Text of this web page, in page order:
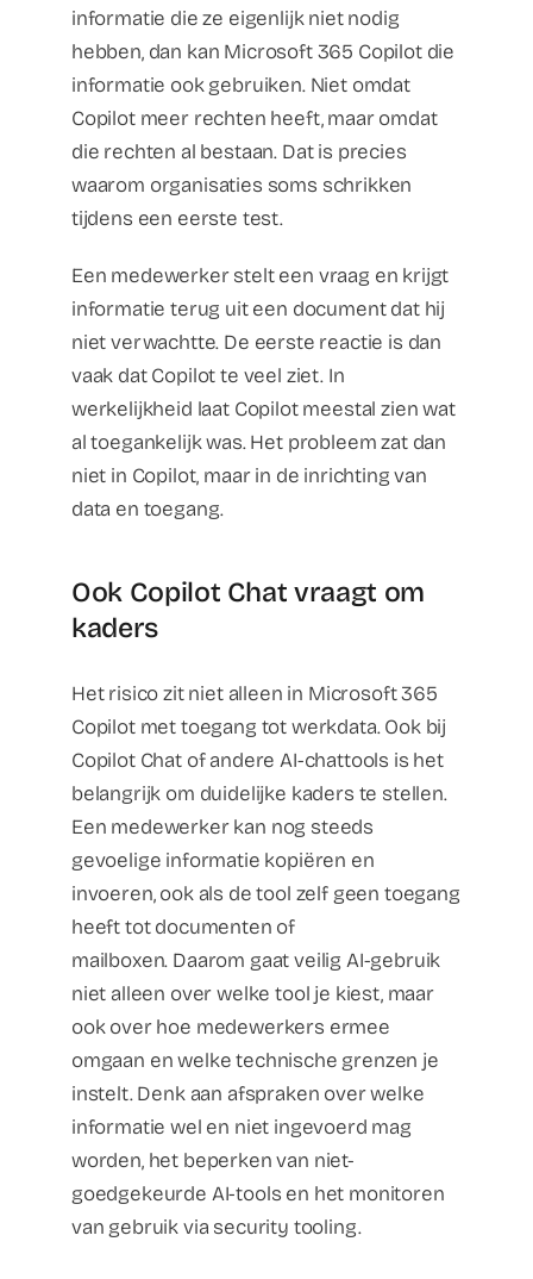
informatie die ze eigenlijk niet nodig
hebben, dan kan Microsoft 365 Copilot die
informatie ook gebruiken. Niet omdat
Copilot meer rechten heeft, maar omdat
die rechten al bestaan. Dat is precies
waarom organisaties soms schrikken
tijdens een eerste test.
Een medewerker stelt een vraag en krijgt
informatie terug uit een document dat hij
niet verwachtte. De eerste reactie is dan
vaak dat Copilot te veel ziet. In
werkelijkheid laat Copilot meestal zien wat
al toegankelijk was. Het probleem zat dan
niet in Copilot, maar in de inrichting van
data en toegang.
Ook Copilot Chat vraagt om
kaders
Het risico zit niet alleen in Microsoft 365
Copilot met toegang tot werkdata. Ook bij
Copilot Chat of andere AI-chattools is het
belangrijk om duidelijke kaders te stellen.
Een medewerker kan nog steeds
gevoelige informatie kopiëren en
invoeren, ook als de tool zelf geen toegang
heeft tot documenten of
mailboxen. Daarom gaat veilig AI-gebruik
niet alleen over welke tool je kiest, maar
ook over hoe medewerkers ermee
omgaan en welke technische grenzen je
instelt. Denk aan afspraken over welke
informatie wel en niet ingevoerd mag
worden, het beperken van niet-
goedgekeurde AI-tools en het monitoren
van gebruik via security tooling.